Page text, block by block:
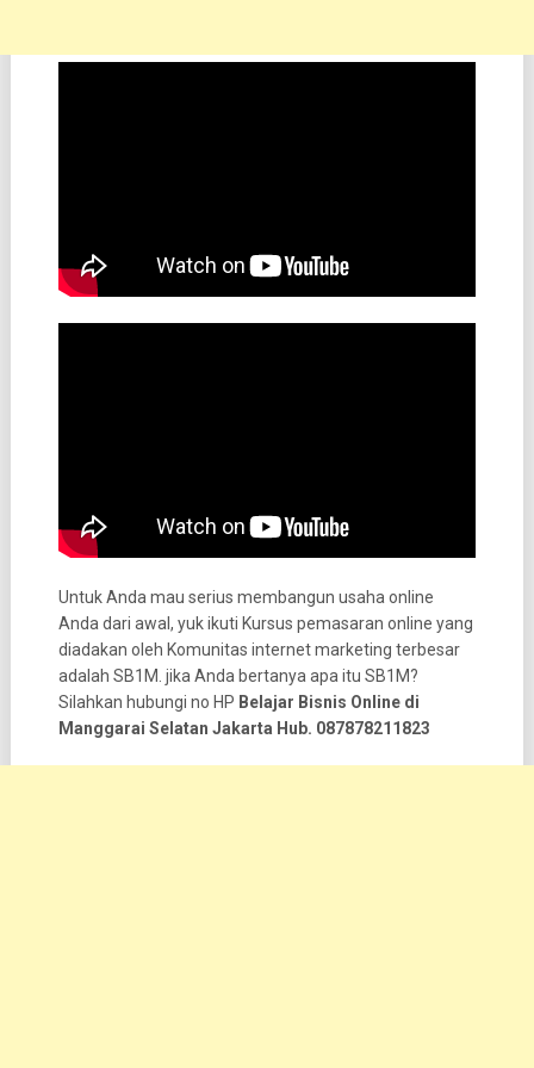
Untuk Anda mau serius membangun usaha online
Anda dari awal, yuk ikuti Kursus pemasaran online yang
diadakan oleh Komunitas internet marketing terbesar
adalah SB1M. jika Anda bertanya apa itu SB1M?
Silahkan hubungi no HP Belajar Bisnis Online di
Manggarai Selatan Jakarta Hub. 087878211823